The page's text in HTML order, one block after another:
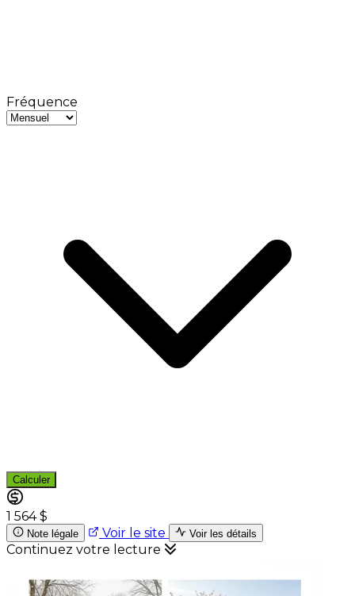
Fréquence
Calculer
1 564 $
Note légale Voir le site Voir les détails
Continuez votre lecture